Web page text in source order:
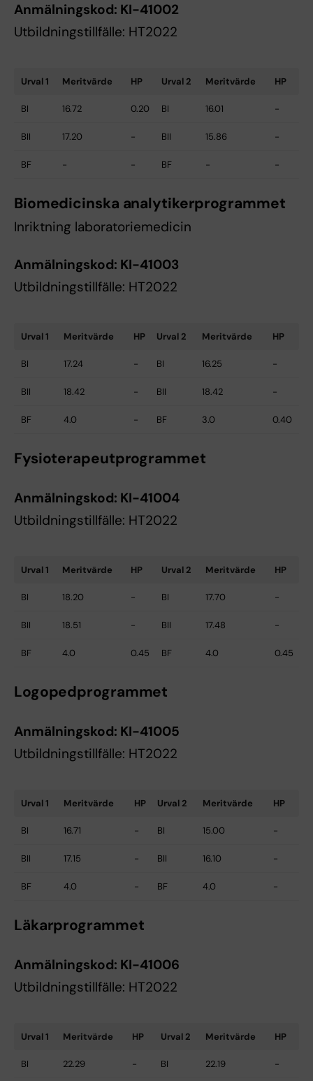
Anmälningskod: KI-41002
Utbildningstillfälle: HT2022
Urval 1 Meritvärde HP Urval 2 Meritvärde HP
BI 16.72 0.20 BI 16.01 -
BII 17.20 - BII 15.86 -
BF - - BF - -
Biomedicinska analytikerprogrammet
Inriktning laboratoriemedicin
Anmälningskod: KI-41003
Utbildningstillfälle: HT2022
Urval 1 Meritvärde HP Urval 2 Meritvärde HP
BI 17.24 - BI 16.25 -
BII 18.42 - BII 18.42 -
BF 4.0 - BF 3.0 0.40
Fysioterapeutprogrammet
Anmälningskod: KI-41004
Utbildningstillfälle: HT2022
Urval 1 Meritvärde HP Urval 2 Meritvärde HP
BI 18.20 - BI 17.70 -
BII 18.51 - BII 17.48 -
BF 4.0 0.45 BF 4.0 0.45
Logopedprogrammet
Anmälningskod: KI-41005
Utbildningstillfälle: HT2022
Urval 1 Meritvärde HP Urval 2 Meritvärde HP
BI 16.71 - BI 15.00 -
BII 17.15 - BII 16.10 -
BF 4.0 - BF 4.0 -
Läkarprogrammet
Anmälningskod: KI-41006
Utbildningstillfälle: HT2022
Urval 1 Meritvärde HP Urval 2 Meritvärde HP
BI 22.29 - BI 22.19 -